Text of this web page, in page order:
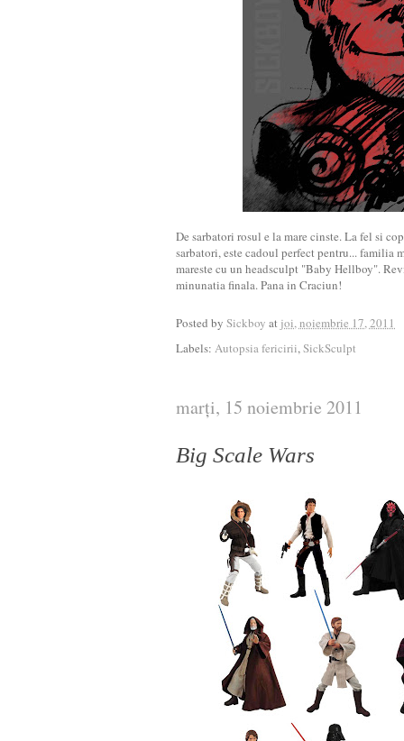
De sarbatori rosul e la mare cinste. La fel si
sarbatori, este cadoul perfect pentru... familia
mareste cu un headsculpt "Baby Hellboy".
minunatia finala. Pana in Craciun!
Posted by Sickboy at joi, noiembrie 17, 2011
Labels: Autopsia fericirii, SickSculpt
marți, 15 noiembrie 2011
Big Scale Wars